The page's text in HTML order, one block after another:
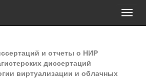
и отчеты о НИР
диссертаций
виртуализации и облачных